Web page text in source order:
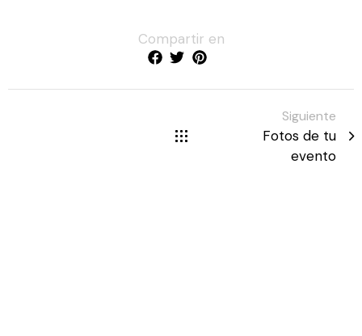
Compartir en
Siguiente
Fotos de tu
evento